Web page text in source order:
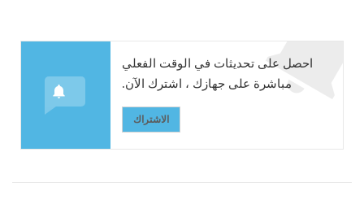
احصل على تحديثات في الوقت الفعلي
مباشرة على جهازك ، اشترك الآن.
الاشتراك